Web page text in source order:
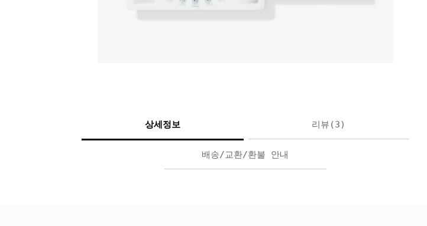
상세정보 리뷰(3)
배송/교환/환불 안내